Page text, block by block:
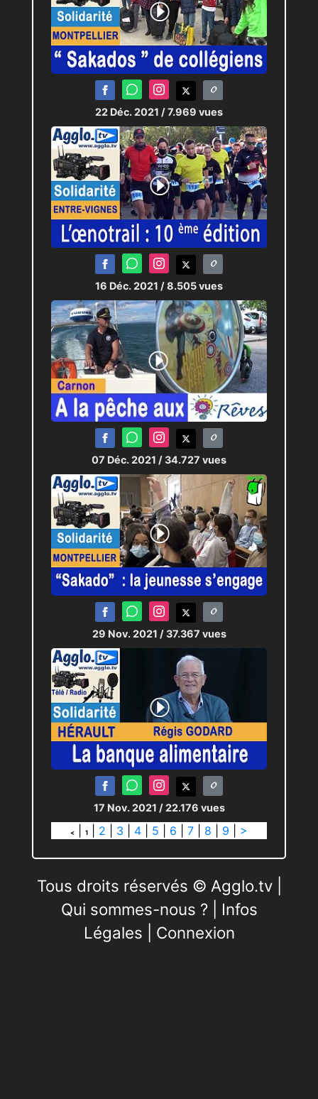
22 Déc. 2021 / 7.969 vues
16 Déc. 2021 / 8.505 vues
07 Déc. 2021 / 34.727 vues
29 Nov. 2021 / 37.367 vues
17 Nov. 2021 / 22.176 vues
< 1 2 3 4 5 6 7 8 9 >
Tous droits réservés © Agglo.tv |
Qui sommes-nous ?| Infos
Légales
Connexion